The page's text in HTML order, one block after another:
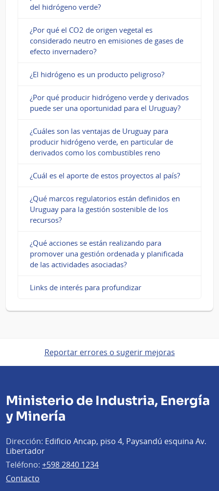
del hidrógeno verde?
¿Por qué el CO2 de origen vegetal es
considerado neutro en emisiones de gases de
efecto invernadero?
¿El hidrógeno es un producto peligroso?
¿Por qué producir hidrógeno verde y derivados
puede ser una oportunidad para el Uruguay?
¿Cuáles son las ventajas de Uruguay para
producir hidrógeno verde, en particular de
derivados como los combustibles reno
¿Cuál es el aporte de estos proyectos al país?
¿Qué marcos regulatorios están definidos en
Uruguay para la gestión sostenible de los
recursos?
¿Qué acciones se están realizando para
promover una gestión ordenada y planificada
de las actividades asociadas?
Links de interés para profundizar
Reportar errores o sugerir mejoras
Ministerio de Industria, Energía
y Minería
Dirección: Edificio Ancap, piso 4, Paysandú esquina Av.
Libertador
Teléfono: +598 2840 1234
Contacto